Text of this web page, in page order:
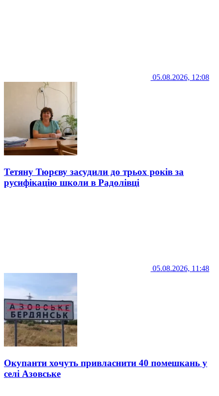
05.08.2026, 12:08
Тетяну Тюрєву засудили до трьох років за
русифікацію школи в Радолівці
05.08.2026, 11:48
Окупанти хочуть привласнити 40 помешкань у
селі Азовське